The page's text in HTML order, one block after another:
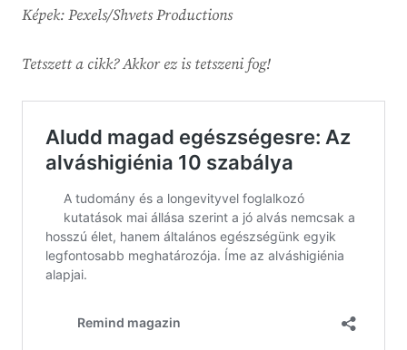
Képek: Pexels/Shvets Productions
Tetszett a cikk? Akkor ez is tetszeni fog!